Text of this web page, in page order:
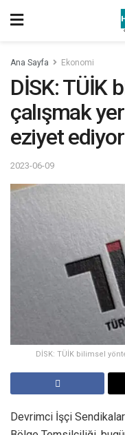
Ana Sayfa Ekonomi
DİSK: TÜİK
çalışmak
eziyet ediyor
2023-06-09
DİSK: TÜİK bilimsel
Devrimci İşçi